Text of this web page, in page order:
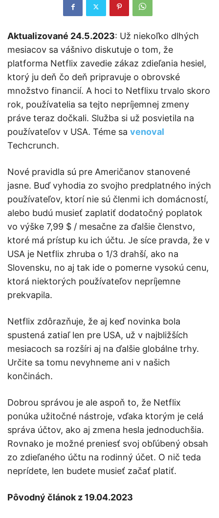
Aktualizované 24.5.2023: Už niekoľko dlhých
mesiacov sa vášnivo diskutuje o tom, že
platforma Netflix zavedie zákaz zdieľania hesiel,
ktorý ju deň čo deň pripravuje o obrovské
množstvo financií. A hoci to Netflixu trvalo skoro
rok, používatelia sa tejto nepríjemnej zmeny
práve teraz dočkali. Služba si už posvietila na
používateľov v USA. Téme sa venoval
Techcrunch.
Nové pravidla sú pre Američanov stanovené
jasne. Buď vyhodia zo svojho predplatného iných
používateľov, ktorí nie sú členmi ich domácností,
alebo budú musieť zaplatiť dodatočný poplatok
vo výške 7,99 $ / mesačne za ďalšie členstvo,
ktoré má prístup ku ich účtu. Je síce pravda, že v
USA je Netflix zhruba o 1/3 drahší, ako na
Slovensku, no aj tak ide o pomerne vysokú cenu,
ktorá niektorých používateľov nepríjemne
prekvapila.
Netflix zdôrazňuje, že aj keď novinka bola
spustená zatiaľ len pre USA, už v najbližších
mesiacoch sa rozšíri aj na ďalšie globálne trhy.
Určite sa tomu nevyhneme ani v našich
končinách.
Dobrou správou je ale aspoň to, že Netflix
ponúka užitočné nástroje, vďaka ktorým je celá
správa účtov, ako aj zmena hesla jednoduchšia.
Rovnako je možné preniesť svoj obľúbený obsah
zo zdieľaného účtu na rodinný účet. O nič teda
neprídete, len budete musieť začať platiť.
Pôvodný článok z 19.04.2023